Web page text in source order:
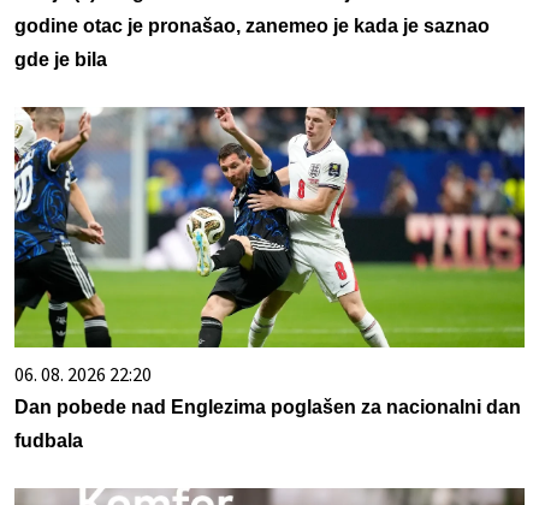
godine otac je pronašao, zanemeo je kada je saznao
gde je bila
06. 08. 2026 22:20
Dan pobede nad Englezima poglašen za nacionalni dan
fudbala